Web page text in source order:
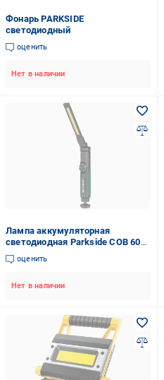
Фонарь PARKSIDE
светодиодный
оценить
Нет в наличии
Лампа аккумуляторная
светодиодная Parkside COB 600
Лм (super5_100344856)
оценить
Нет в наличии